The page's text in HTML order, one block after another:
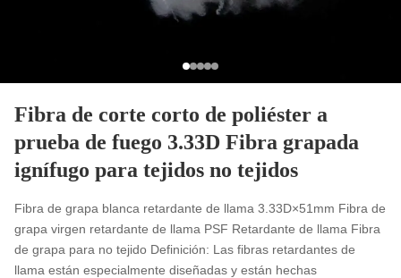
Fibra de corte corto de poliéster a
prueba de fuego 3.33D Fibra grapada
ignífugo para tejidos no tejidos
Fibra de grapa blanca retardante de llama 3.33D×51mm Fibra de
grapa virgen retardante de llama PSF Retardante de llama Fibra
de grapa para no tejido Definición: Las fibras retardantes de
llama están especialmente diseñadas y están hechas